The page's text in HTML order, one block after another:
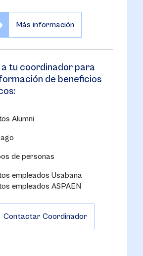
Más información
tu coordinador para
de beneficios
Alumni
de personas
empleados Usabana
empleados ASPAEN
Contactar Coordinador